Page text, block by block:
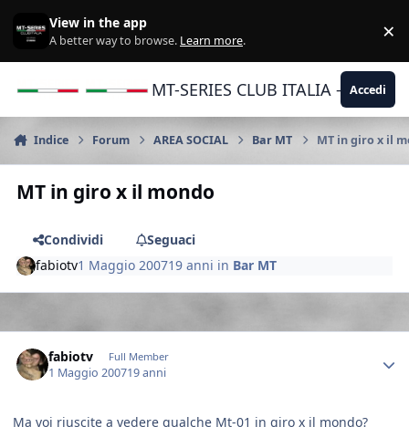
View in the app
A better way to browse. Learn more. ×
MT-SERIES CLUB ITALIA -Accedi
Indice Forum AREA SOCIAL Bar MT MT in giro x il
MT in giro x il mondo
Condividi
Seguaci
fabiotv1 Maggio 200719 anni in Bar MT
fabiotv Full Member
1 Maggio 200719 anni
Ma voi riuscite a vedere qualche Mt-01 in giro x il mondo?